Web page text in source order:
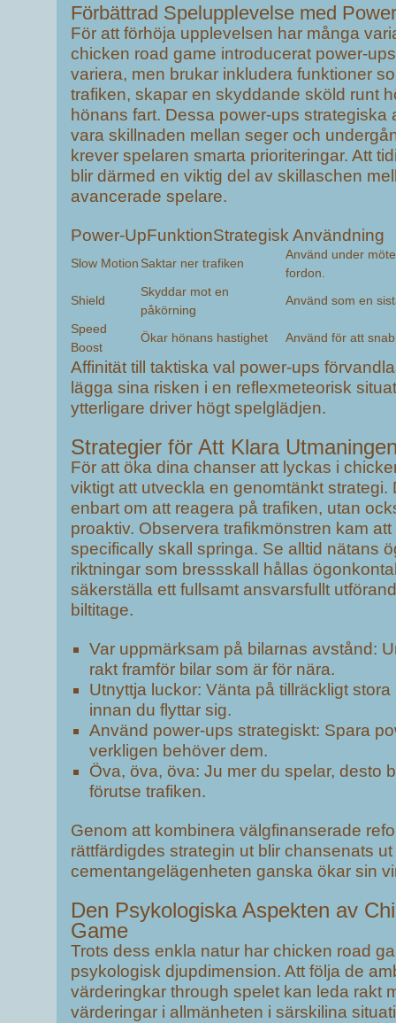
Förbättrad Spelupplevelse med
För att förhöja upplevelsen har många
chicken road game introducerat power-
variera, men brukar inkludera funktioner
trafiken, skapar en skyddande sköld runt
hönans fart. Dessa power-ups strategiska
vara skillnaden mellan seger och
krever spelaren smarta prioriteringar. Att
blir därmed en viktig del av skillaschen
avancerade spelare.
Power-UpFunktionStrategisk Användning
Slow Motion Saktar ner trafiken
Använd under
fordon.
Shield
Skyddar mot en
påkörning
Använd som en
Speed
Boost
Ökar hönans hastighet Använd för att
Affinität till taktiska val power-ups
lägga sina risken i en reflexmeteorisk
ytterligare driver högt spelglädjen.
Strategier för Att Klara
För att öka dina chanser att lyckas i
viktigt att utveckla en genomtänkt strategi.
enbart om att reagera på trafiken, utan
proaktiv. Observera trafikmönstren kam
specifically skall springa. Se alltid nätans
riktningar som bressskall hållas
säkerställa ett fullsamt ansvarsfullt
biltitage.
Var uppmärksam på bilarnas avstånd:
rakt framför bilar som är för nära.
Utnyttja luckor: Vänta på tillräckligt
innan du flyttar sig.
Använd power-ups strategiskt: Spara
verkligen behöver dem.
Öva, öva, öva: Ju mer du spelar, desto
förutse trafiken.
Genom att kombinera välgfinanserade
rättfärdigdes strategin ut blir chansenats
cementangelägenheten ganska ökar sin
Den Psykologiska Aspekten av
Game
Trots dess enkla natur har chicken road
psykologisk djupdimension. Att följa de
värderingkar through spelet kan leda rakt
värderingar i allmänheten i särskilina